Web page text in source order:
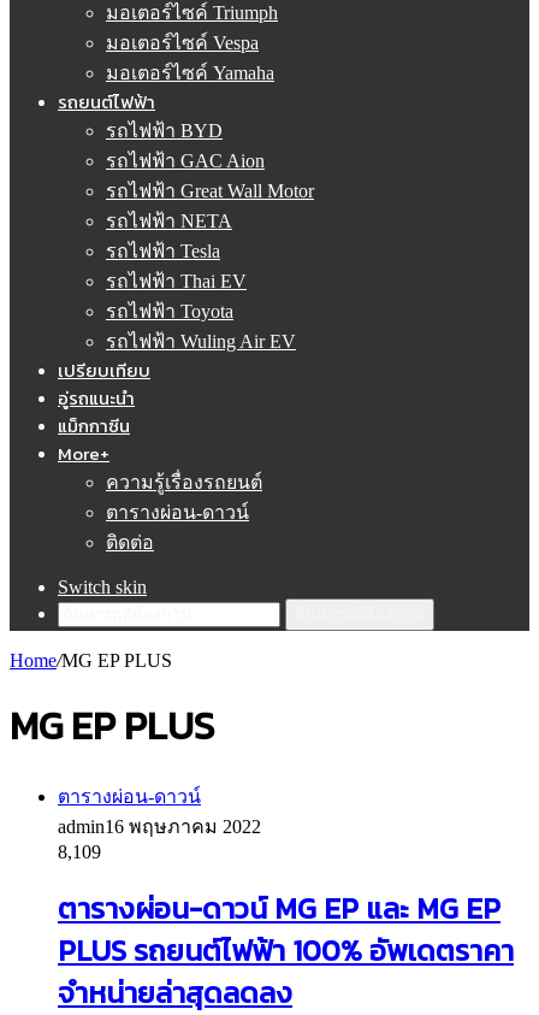
มอเตอร์ไซค์ Triumph
มอเตอร์ไซค์ Vespa
มอเตอร์ไซค์ Yamaha
รถยนต์ไฟฟ้า
รถไฟฟ้า BYD
รถไฟฟ้า GAC Aion
รถไฟฟ้า Great Wall Motor
รถไฟฟ้า NETA
รถไฟฟ้า Tesla
รถไฟฟ้า Thai EV
รถไฟฟ้า Toyota
รถไฟฟ้า Wuling Air EV
เปรียบเทียบ
อู่รถแนะนำ
แม็กกาซีน
More+
ความรู้เรื่องรถยนต์
ตารางผ่อน-ดาวน์
ติดต่อ
Switch skin
Home/MG EP PLUS
MG EP PLUS
ตารางผ่อน-ดาวน์
admin16 พฤษภาคม 2022
8,109
ตารางผ่อน-ดาวน์ MG EP และ MG EP
PLUS รถยนต์ไฟฟ้า 100% อัพเดตราคา
จำหน่ายล่าสุดลดลง